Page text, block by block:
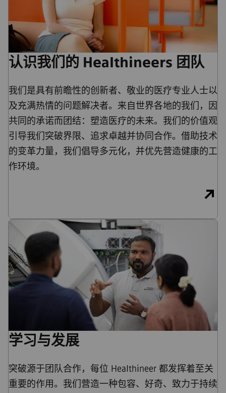
认识我们的 Healthineers 团队
我们是具有前瞻性的创新者、敬业的医疗专业人士以
及充满热情的问题解决者。来自世界各地的我们，因
共同的承诺而团结：塑造医疗的未来。我们的价值观
引导我们突破界限、追求卓越并协同合作。借助技术
的变革力量，我们倡导多元化，并优先营造健康的工
作环境。
学习与发展
突破源于团队合作，每位 Healthineer 都发挥着至关
重要的作用。我们营造一种包容、好奇、致力于持续